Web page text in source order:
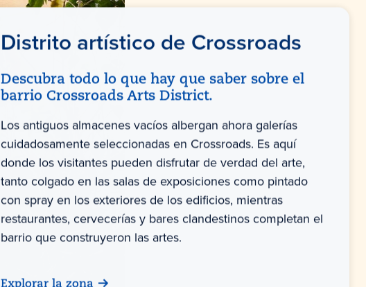
Distrito artístico de Crossroads
Descubra todo lo que hay que saber sobre el
barrio Crossroads Arts District.
Los antiguos almacenes vacíos albergan ahora galerías
cuidadosamente seleccionadas en Crossroads. Es aquí
donde los visitantes pueden disfrutar de verdad del arte,
tanto colgado en las salas de exposiciones como pintado
con spray en los exteriores de los edificios, mientras
restaurantes, cervecerías y bares clandestinos completan el
barrio que construyeron las artes.
Explorar la zona